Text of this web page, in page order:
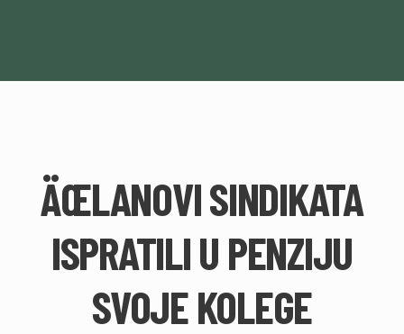
ÄŒLANOVI SINDIKATA
ISPRATILI U PENZIJU
SVOJE KOLEGE